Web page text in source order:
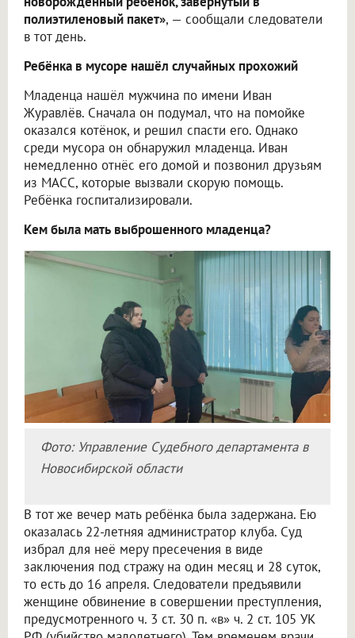
полиэтиленовый пакет», — сообщали следователи
в тот день.
Ребёнка в мусоре нашёл случайных прохожий
Младенца нашёл мужчина по имени Иван
Журавлёв. Сначала он подумал, что на помойке
оказался котёнок, и решил спасти его. Однако
среди мусора он обнаружил младенца. Иван
немедленно отнёс его домой и позвонил друзьям
из МАСС, которые вызвали скорую помощь.
Ребёнка госпитализировали.
Кем была мать выброшенного младенца?
Фото: Управление Судебного департамента в
Новосибирской области
В тот же вечер мать ребёнка была задержана. Ею
оказалась 22-летняя администратор клуба. Суд
избрал для неё меру пресечения в виде
заключения под стражу на один месяц и 28 суток,
то есть до 16 апреля. Следователи предъявили
женщине обвинение в совершении преступления,
предусмотренного ч. 3 ст. 30 п. «в» ч. 2 ст. 105 УК